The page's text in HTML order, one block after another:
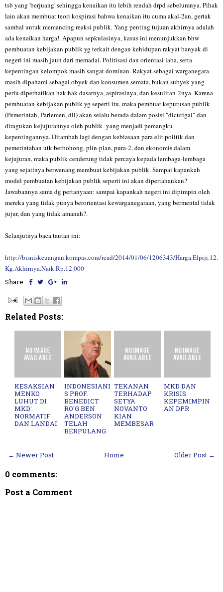
tsb yang 'berjuang' sehingga kenaikan itu lebih rendah drpd sebelumnya. Pihak
lain akan membuat teori kospirasi bahwa kenaikan itu cuma akal-2an, gertak
sambal untuk memancing reaksi publik. Yang penting tujuan akhirnya adalah
ada kenaikan harga!. Apapun sepkulasinya, kasus ini menunjukkan bhw
pembuatan kebijakan publik yg terkait dengan kehidupan rakyat banyak di
negeri ini masih jauh dari memadai. Politisasi dan orientasi laba, serta
kepentingan kelompok masih sangat dominan. Rakyat sebagai warganegara
masih dipahami sebagai obyek dan konsumen semata, bukan subyek yang
perlu diperhatikan hak-hak dasarnya, aspirasinya, dan kesulitan-2nya. Karena
pembuatan kebijakan publik yg seperti itu, maka pembuat keputusan publik
(Pemerintah, Parlemen, dll) akan selalu berada dalam posisi "dicurigai" dan
diragukan kejujurannya oleh publik yang menjadi pemangku
kepentingannya. Ditambah lagi dengan kebiasaan para elit politik dan
pemerintahan utk berbohong, plin-plan, pura-2, dan ekonomis dalam
kejujuran, maka publik cenderung tidak percaya kepada lembaga-lembaga
yang sejatinya berwenang membuat kebijakan publik. Sampai kapankah
model pembuatan kebijakan publik seperti ini akan dipertahankan?
Jawabannya sama dg pertanyaan: sampai kapankah negeri ini dipimpin oleh
mereka yang tidak punya berorientasi kewarganegaraan, yang bermental tidak
jujur, dan yang tidak amanah?.
Selanjutnya baca tautan ini:
http://bisniskeuangan.kompas.com/read/2014/01/06/1206343/Harga.Elpiji.12.
Kg.Akhirnya.Naik.Rp.12.000
Share:
Related Posts:
KESAKSIAN
MENKO
LUHUT DI
MKD:
NORMATIF
DAN LANDAI
INDONESIANI
S PROF.
BENEDICT
RO'G BEN
ANDERSON
TELAH
BERPULANG
TEKANAN
TERHADAP
SETYA
NOVANTO
KIAN
MEMBESAR
MKD DAN
KRISIS
KEPEMIMPIN
AN DPR
← Newer Post Older Post →
Home
0 comments:
Post a Comment